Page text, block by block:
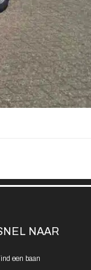
NAAR
een baan